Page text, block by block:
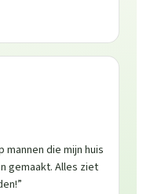
die mijn huis
gemaakt. Alles ziet
”